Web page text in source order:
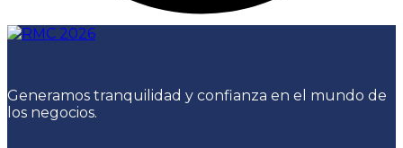
Generamos tranquilidad y confianza en el mundo de
los negocios.